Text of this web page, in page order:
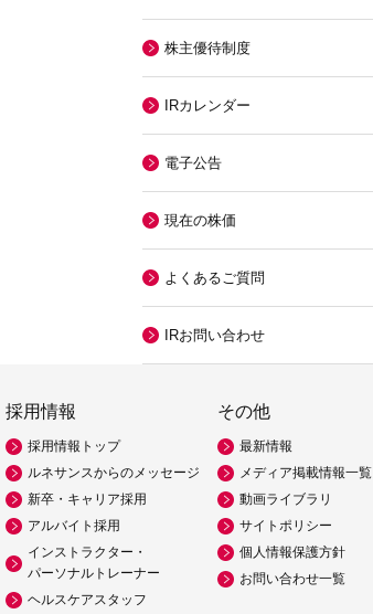
株主優待制度
IRカレンダー
電子公告
現在の株価
よくあるご質問
IRお問い合わせ
採用情報
採用情報トップ
ルネサンスからのメッセージ
新卒・キャリア採用
アルバイト採用
インストラクター・
パーソナルトレーナー
ヘルスケアスタッフ
その他
最新情報
メディア掲載情報一覧
動画ライブラリ
サイトポリシー
個人情報保護方針
お問い合わせ一覧